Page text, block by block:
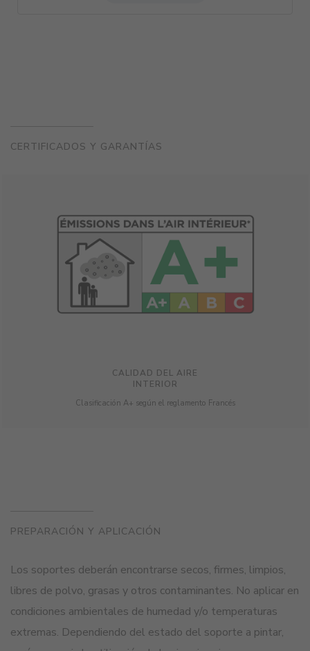
CERTIFICADOS Y GARANTÍAS
CALIDAD DEL AIRE
INTERIOR
Clasificación A+ según el reglamento Francés
PREPARACIÓN Y APLICACIÓN
Los soportes deberán encontrarse secos, firmes, limpios,
libres de polvo, grasas y otros contaminantes. No aplicar en
condiciones ambientales de humedad y/o temperaturas
extremas. Dependiendo del estado del soporte a pintar,